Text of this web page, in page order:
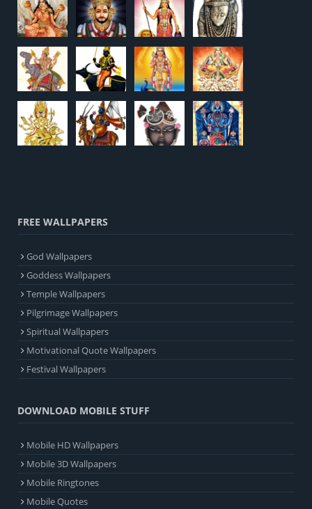
FREE WALLPAPERS
God Wallpapers
Goddess Wallpapers
Temple Wallpapers
Pilgrimage Wallpapers
Spiritual Wallpapers
Motivational Quote Wallpapers
Festival Wallpapers
DOWNLOAD MOBILE STUFF
Mobile HD Wallpapers
Mobile 3D Wallpapers
Mobile Ringtones
Mobile Quotes